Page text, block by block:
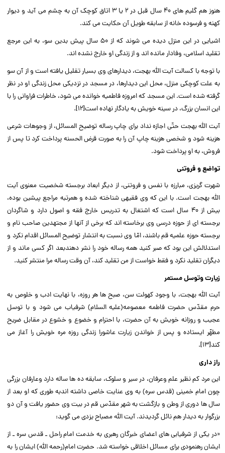
هنوز هم گلیم هاى ۴۰ سال قبل در ۲ یا ۳ اتاق کوچک آن به چشم مى آید و دیوار
کهنه و فرسوده خانه از سابقه طویل آن حکایت مى کند.‌‌
اشیایى در این منزل دیده مى شوند که از ۵۰ سال پیش بدین سو، به این مرجع
تقلید اسلامى، وفادار مانده اند و از زندگى او خارج نشده اند.‌‌
با توجه با کسالت آیت الله بهجت، دیدارهاى وى بسیار تقلیل یافته است و از آن سو
به علت کوچکى منزل، محل این دیدارها، در مسجد در نزدیکى محل زندگى او در نظر
گرفته شده است. این مسجد که امروزه فاطمیه خوانده مى شود، خاطرات فراوانى را با
این انسان بزرگ، در سینه خویش به یادگار نهاده است[۱۲].‌‌
آیت الله بهجت حتّى اجازه نداد براى چاپ رساله توضیح المسائل، از وجوهات شرعى
هزینه شود و شخصى هزینه چاپ آن را به صورت قرض الحسنه پرداخت کرد تا پس از
فروش، به او پرداخت شود.‌‌
تواضع و فروتنى
شهرت گریزى، مبارزه با نفس و فروتنى، از دیگر ابعاد برجسته شخصیت معنوى آیت
الله بهجت است. با این که وى فقیهى شناخته شده و همرتبه مراجع پیشین بوده،
بیش از ۴۰ سال است که اشتغال به تدریس خارج فقه و اصول دارد و شاگردان
برجسته اى از حوزه درسى وى برخاسته اند که برخى از آنها از مجتهدین صاحب نام و
برجسته حوزه علمیه قم باشند، امّا وى نسبت به انتشار توضیح المسائل اقدام نکرد و
استدلالش این بود که صبر کنید همه رساله خود را نشر دهندبعد اگر کسى ماند و از
دیگران تقلید نکرد و فقط خواست از من تقلید کند، آن وقت رساله مرا منتشر کنید.‌‌
زیارت وتوسل مستمر
آیت الله بهجت، با وجود کهولت سن، صبح ها هر روزه، با نهایت ادب و خلوص به
حرم مقدّس حضرت فاطمه معصومه(علیه السلام) شرفیاب مى شود و با توسل
عجیب و روزانه خویش به آن حضرت، با احترام و خضوع و خشوع در مقابل ضریح
مطهّر ایستاده و پس از خواندن زیارت عاشورا زندگى روزه مره خویش را آغاز مى
کند[۱۳].‌‌
راز دارى‌‌
این مرد کم نظیر علم وعرفان، در سیر و سلوک، سابقه ده ها ساله دارد وعارفان بزرگى
چون امام خمینى (قدس سره) به وى عنایت خاصى داشته اندبه طورى که او بعد از
سال ها دورى از وطن و بازگشت به شهر مقدّس قم در بیت وى حضور یافت و آن دو
بزرگوار به دیدار هم نائل گردیدند. آیت الله مصباح یزدى مى گوید:‌‌
«در یکى از شرفیابى هاى اعضاى خبرگان رهبرى به خدمت امام راحل ـ قدس سره ـ از
ایشان رهنمودى براى مسائل اخلاقى خواسته شد. حضرت امام(رحمه الله) ایشان را به